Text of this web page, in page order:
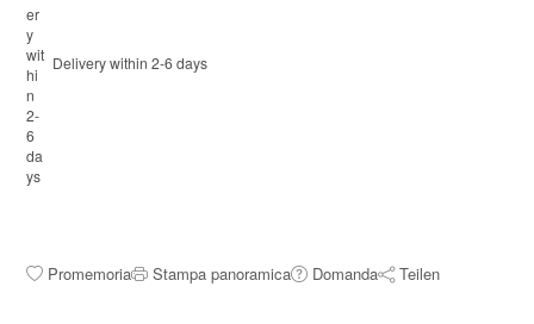
Delivery within 2-6 days
Promemoria Stampa panoramica Domanda Teilen